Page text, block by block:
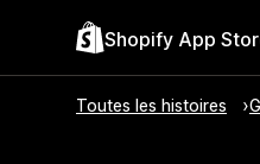
Shopify App
Toutes les histoires